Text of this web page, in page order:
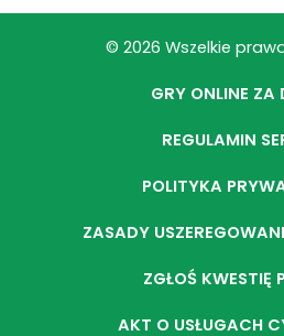
© 2026 Wszelkie
GRY ONLINE ZA
REGULAMIN
POLITYKA
ZASADY
ZGŁOŚ KWESTIĘ
AKT O USŁUGACH